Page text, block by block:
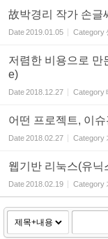
故박경리 작가 손글
Date2019.01.05 Category
저렴한 비용으로 만
e)
Date2018.12.27 Category
어떤 프로젝트, 이
Date2018.02.27 Category
웹기반 리눅스(유닉
Date2018.02.19 Category